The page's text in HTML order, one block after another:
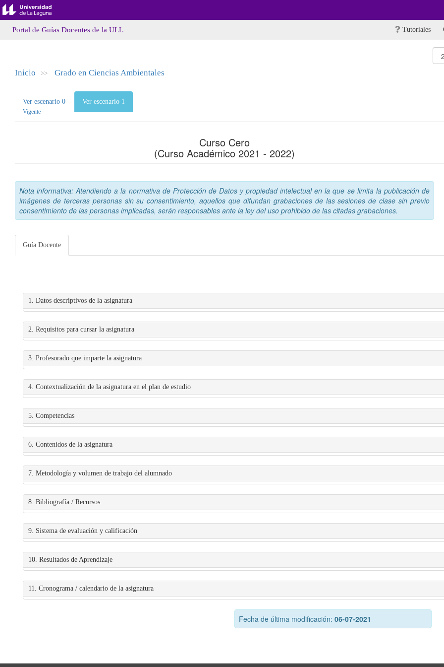
Portal de Guías Docentes de la ULL Tutoriales
Inicio >> Grado en Ciencias Ambientales
Ver escenario 0
Vigente
Ver escenario 1
Curso Cero
(Curso Académico 2021 - 2022)
Nota informativa: Atendiendo a la normativa de Protección de Datos y propiedad intelectual en la que se limita la publicación de
imágenes de terceras personas sin su consentimiento, aquellos que difundan grabaciones de las sesiones de clase sin previo
consentimiento de las personas implicadas, serán responsables ante la ley del uso prohibido de las citadas grabaciones.
Guía Docente
1. Datos descriptivos de la asignatura
2. Requisitos para cursar la asignatura
3. Profesorado que imparte la asignatura
4. Contextualización de la asignatura en el plan de estudio
5. Competencias
6. Contenidos de la asignatura
7. Metodología y volumen de trabajo del alumnado
8. Bibliografía / Recursos
9. Sistema de evaluación y calificación
10. Resultados de Aprendizaje
11. Cronograma / calendario de la asignatura
Fecha de última modificación:06-07-2021